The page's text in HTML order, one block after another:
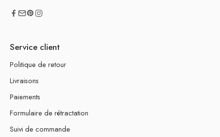
Service client
Politique de retour
Livraisons
Paiements
Formulaire de rétractation
Suivi de commande